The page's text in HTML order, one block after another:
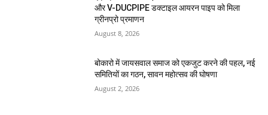
और V-DUCPIPE डक्टाइल आयरन पाइप को मिला
ग्रीनप्रो प्रमाणन
August 8, 2026
बोकारो में जायसवाल समाज को एकजुट करने की पहल, नई
समितियों का गठन, सावन महोत्सव की घोषणा
August 2, 2026